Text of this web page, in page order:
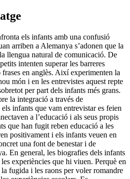
els infants amb una confusió
arriben a Alemanya s’adonen que la
llengua natural de comunicació. De
intenten superar les barreres
en anglès. Així experimenten la
món i en les entrevistes aquest repte
per part dels infants més grans.
la integració a través de
infants que vam entrevistar es feien
a l’educació i als seus propis
que han fugit reben educació a les
positivament i els infants veuen en
una font de benestar i de
En general, les biografies dels infants
experiències que hi viuen. Perquè en
la fugida i les raons per voler romandre